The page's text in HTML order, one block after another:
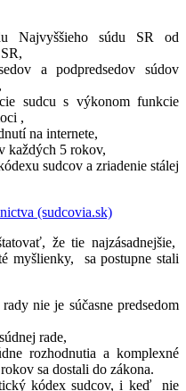
Najvyššieho súdu SR od
a podpredsedov súdov
sudcu s výkonom funkcie
,
na internete,
každých 5 rokov,
sudcov a zriadenie stálej
(sudcovia.sk)
že tie najzásadnejšie,
myšlienky, sa postupne stali
nie je súčasne predsedom
rade,
rozhodnutia a komplexné
sa dostali do zákona.
kódex sudcov, i keď nie